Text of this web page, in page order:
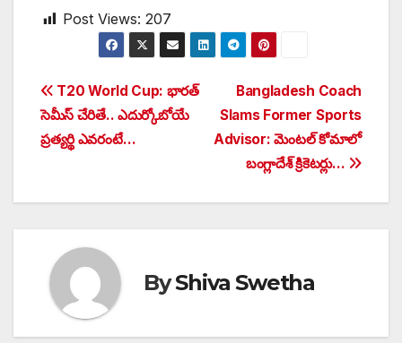
Post Views: 207
Post
navigation
Bangladesh Coach
Slams Former Sports
Advisor: మెంటల్ కోమాలో
బంగ్లాదేశ్ క్రికెటర్లు…
T20 World Cup: భారత్
సెమీస్‌ చేరితే.. ఎదుర్కోబోయే
ప్రత్యర్థి ఎవరంటే…
ByShiva Swetha